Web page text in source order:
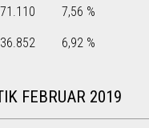
7,56 %
6,92 %
FEBRUAR 2019